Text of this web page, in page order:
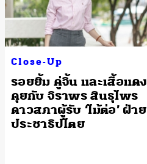
Close-Up
รอยยิ้ม คู่จิ้น และเสื้อแดง
คุยกับ จิราพร สินธุไพร
ดาวสภาผู้รับ ‘ไม้ต่อ’ ฝ่าย
ประชาธิปไตย